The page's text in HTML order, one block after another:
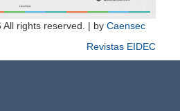
All rights reserved. | by Caensec
Revistas EIDEC